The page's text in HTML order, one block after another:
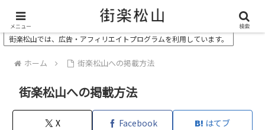
＼ 松山の街を“オモシロク”する地域情報メディア ／
街楽松山では、広告・アフィリエイトプログラムを利用しています。
ホーム 街楽松山への掲載方法
街楽松山への掲載方法
X Facebook はてブ
メニュー 検索